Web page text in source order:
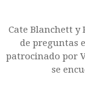
Cate Blanchett y
de preguntas
patrocinado por
se